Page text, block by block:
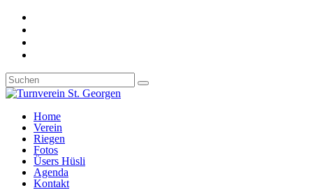
Home
Verein
Riegen
Fotos
Üsers Hüsli
Agenda
Kontakt